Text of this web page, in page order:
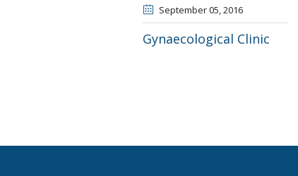
September 05, 2016
Gynaecological Clinic